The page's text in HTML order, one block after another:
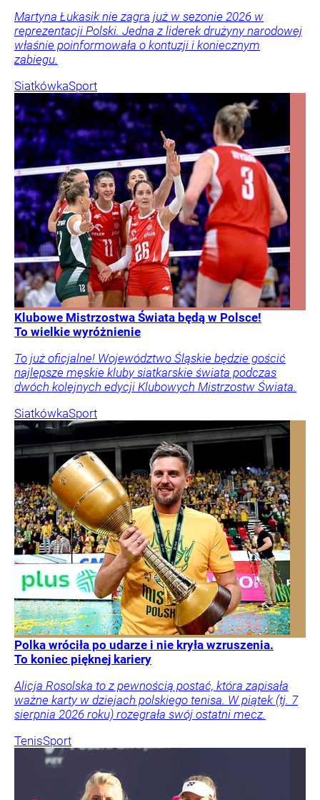
Martyna Łukasik nie zagra już w sezonie 2026 w
reprezentacji Polski. Jedna z liderek drużyny narodowej
właśnie poinformowała o kontuzji i koniecznym
zabiegu.
SiatkówkaSport
Klubowe Mistrzostwa Świata będą w Polsce!
To wielkie wyróżnienie
To już oficjalne! Województwo Śląskie będzie gościć
najlepsze męskie kluby siatkarskie świata podczas
dwóch kolejnych edycji Klubowych Mistrzostw Świata.
SiatkówkaSport
Polka wróciła po udarze i nie kryła wzruszenia.
To koniec pięknej kariery
Alicja Rosolska to z pewnością postać, która zapisała
ważne karty w dziejach polskiego tenisa. W piątek (tj. 7
sierpnia 2026 roku) rozegrała swój ostatni mecz.
TenisSport